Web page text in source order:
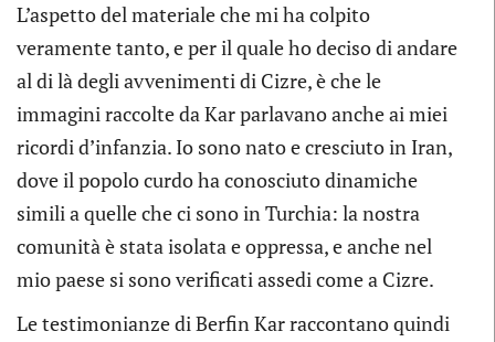
L’aspetto del materiale che mi ha colpito
veramente tanto, e per il quale ho deciso di andare
al di là degli avvenimenti di Cizre, è che le
immagini raccolte da Kar parlavano anche ai miei
ricordi d’infanzia. Io sono nato e cresciuto in Iran,
dove il popolo curdo ha conosciuto dinamiche
simili a quelle che ci sono in Turchia: la nostra
comunità è stata isolata e oppressa, e anche nel
mio paese si sono verificati assedi come a Cizre.
Le testimonianze di Berfin Kar raccontano quindi